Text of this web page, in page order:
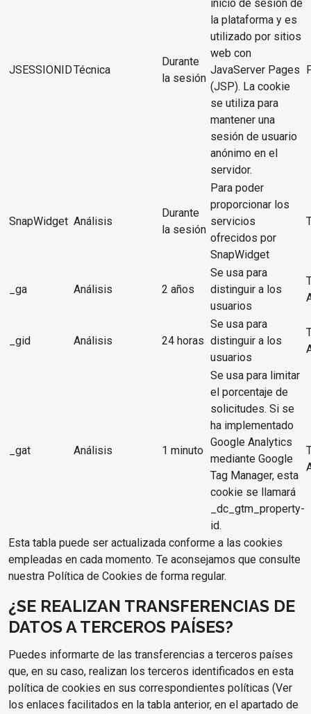
JSESSIONIDTécnica
Durante
la sesión
inicio de sesión de
la plataforma y es
utilizado por sitios
web con
JavaServer Pages
(JSP). La cookie
se utiliza para
mantener una
sesión de usuario
anónimo en el
servidor.
SnapWidget Análisis
Durante
la sesión
Para poder
proporcionar los
servicios
ofrecidos por
SnapWidget
_ga Análisis 2 años
Se usa para
distinguir a los
usuarios
_gid Análisis 24 horas
Se usa para
distinguir a los
usuarios
_gat Análisis 1 minuto
Se usa para limitar
el porcentaje de
solicitudes. Si se
ha implementado
Google Analytics
mediante Google
Tag Manager, esta
cookie se llamará
_dc_gtm_property-
id.
Esta tabla puede ser actualizada conforme a las cookies
empleadas en cada momento. Te aconsejamos que consulte
nuestra Política de Cookies de forma regular.
¿SE REALIZAN TRANSFERENCIAS DE
DATOS A TERCEROS PAÍSES?
Puedes informarte de las transferencias a terceros países
que, en su caso, realizan los terceros identificados en esta
política de cookies en sus correspondientes políticas (Ver
los enlaces facilitados en la tabla anterior, en el apartado de